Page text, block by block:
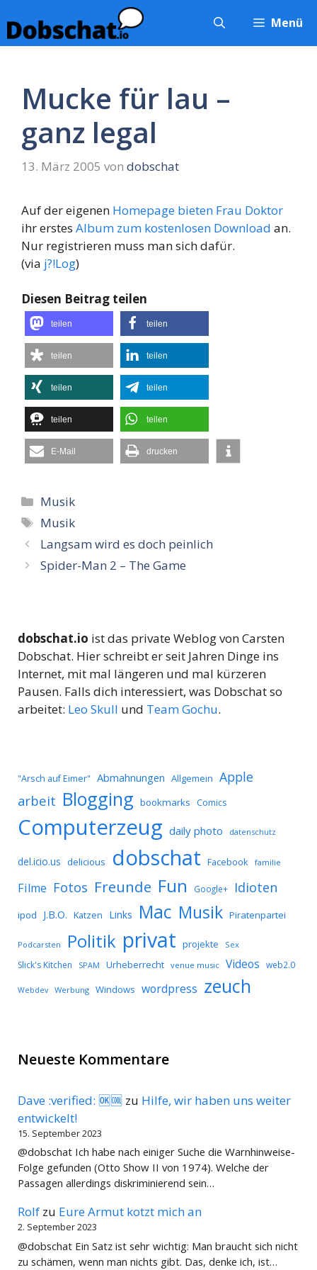
Inhalt
springen
Menü
Mucke für lau –
ganz legal
13. März 2005 von dobschat
Auf der eigenen Homepage bieten Frau Doktor
ihr erstes Album zum kostenlosen Download an.
Nur registrieren muss man sich dafür.
(via j?!Log)
Diesen Beitrag teilen
teilen teilen
teilen teilen
teilen teilen
teilen teilen
E-Mail drucken
Kategorien
Musik
Schlagwörter
Musik
Langsam wird es doch peinlich
Spider-Man 2 – The Game
dobschat.io ist das private Weblog von Carsten
Dobschat. Hier schreibt er seit Jahren Dinge ins
Internet, mit mal längeren und mal kürzeren
Pausen. Falls dich interessiert, was Dobschat so
arbeitet: Leo Skull und Team Gochu.
"Arsch auf Eimer" Abmahnungen Allgemein Apple
arbeit Blogging bookmarks Comics
Computerzeug daily photo datenschutz
del.icio.us delicious dobschat Facebook familie
Filme Fotos Freunde Fun Google+ Idioten
ipod J.B.O. Katzen Links Mac Musik Piratenpartei
Podcarsten Politik privat projekte Sex
Slick's Kitchen SPAM Urheberrecht venue music Videos web2.0
Webdev Werbung Windows wordpress zeuch
Neueste Kommentare
Dave :verified: 🆗🆒 zu Hilfe, wir haben uns weiter
entwickelt!
15. September 2023
@dobschat Ich habe nach einiger Suche die Warnhinweise-
Folge gefunden (Otto Show II von 1974). Welche der
Passagen allerdings diskriminierend sein…
Rolf zu Eure Armut kotzt mich an
2. September 2023
@dobschat Ein Satz ist sehr wichtig: Man braucht sich nicht
zu schämen, wenn man nichts gibt. Das, denke ich, ist…